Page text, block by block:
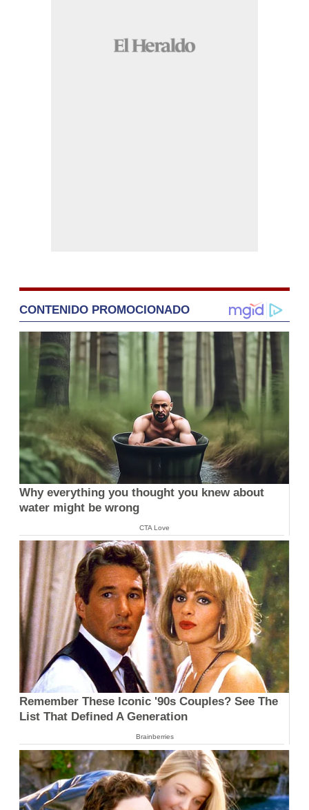
CONTENIDO PROMOCIONADO
Why everything you thought you knew about
water might be wrong
CTA Love
Remember These Iconic '90s Couples? See The
List That Defined A Generation
Brainberries